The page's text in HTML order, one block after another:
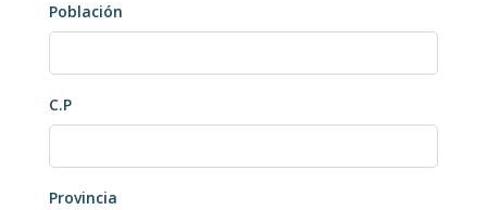
Población
C.P
Provincia